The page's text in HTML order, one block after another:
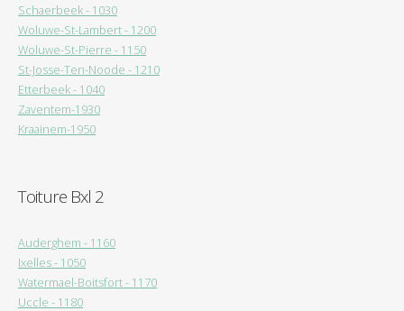
Schaerbeek - 1030
Woluwe-St-Lambert - 1200
Woluwe-St-Pierre - 1150
St-Josse-Ten-Noode - 1210
Etterbeek - 1040
Zaventem-1930
Kraainem-1950
Toiture Bxl 2
Auderghem - 1160
Ixelles - 1050
Watermael-Boitsfort - 1170
Uccle - 1180